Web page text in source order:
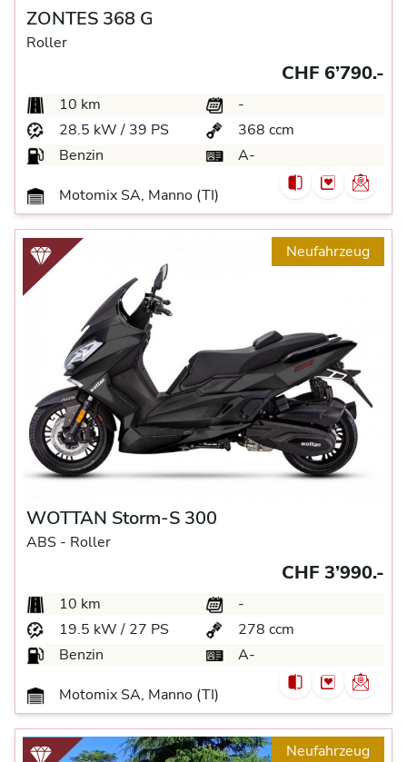
ZONTES 368 G
Roller
CHF 6’790.-
10 km
-
28.5 kW / 39 PS
368 ccm
Benzin
A-
Motomix SA, Manno (TI)
Neufahrzeug
WOTTAN Storm-S 300
ABS - Roller
CHF 3’990.-
10 km
-
19.5 kW / 27 PS
278 ccm
Benzin
A-
Motomix SA, Manno (TI)
Neufahrzeug